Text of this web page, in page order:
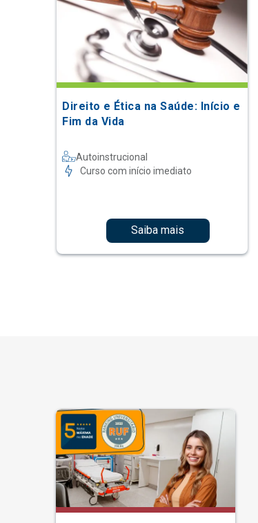
Direito e Ética na Saúde: Início e
Fim da Vida
Autoinstrucional
Curso com início imediato
Saiba mais